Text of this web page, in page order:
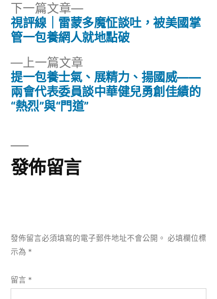
文
導
覽
上一篇文章
一
篇
文
提一包養士氣、展精力、揚國威——
兩會代表委員談中華健兒勇創佳績的
“熱烈”與“門道”
下一篇文章
下
一
篇
視評線｜雷蒙多魔怔談吐，被美國掌
管一包養網人就地點破
發佈留言
發佈留言必須填寫的電子郵件地址不會公開。 必填欄位標
示為 *
留言 *